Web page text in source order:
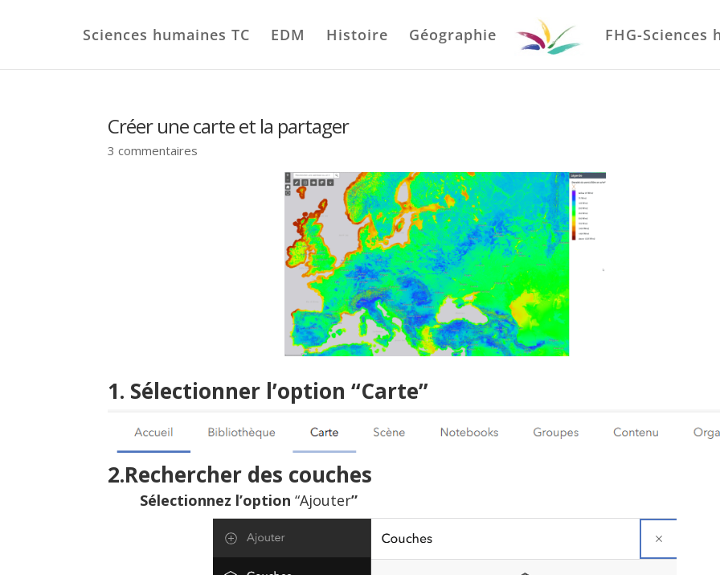
Sciences humaines TC EDM Histoire Géographie FHG-Sciences
Créer une carte et la partager
3 commentaires
1. Sélectionner l’option “Carte”
2.Rechercher des couches
Sélectionnez l’option“Ajouter”